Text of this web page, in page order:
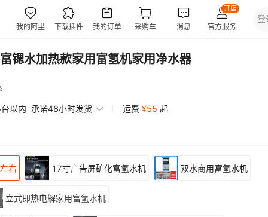
锶水加热款家用富氢机家用净水器
以内 承诺48小时发货 运费 ¥55 起
右 17寸广告屏矿化富氢水机 双水商用富氢水机
立式即热电解家用富氢水机